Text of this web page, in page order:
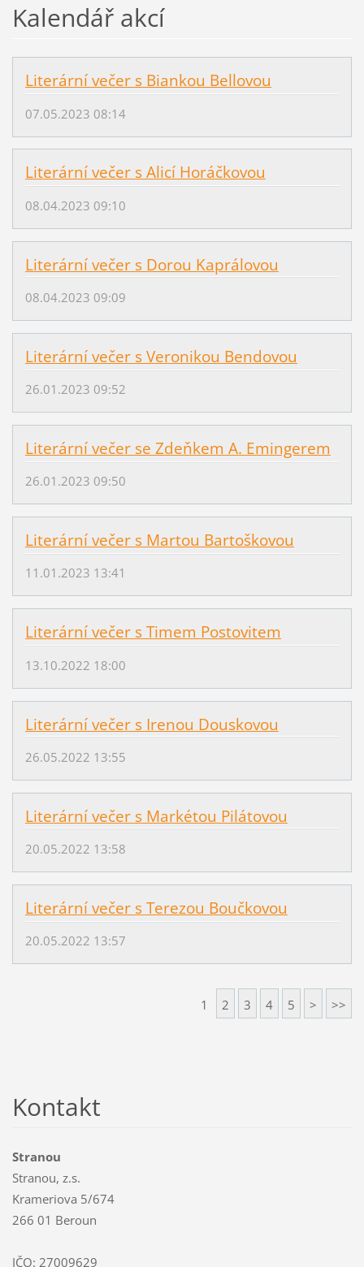
Kalendář akcí
Literární večer s Biankou Bellovou
07.05.2023 08:14
Literární večer s Alicí Horáčkovou
08.04.2023 09:10
Literární večer s Dorou Kaprálovou
08.04.2023 09:09
Literární večer s Veronikou Bendovou
26.01.2023 09:52
Literární večer se Zdeňkem A. Emingerem
26.01.2023 09:50
Literární večer s Martou Bartoškovou
11.01.2023 13:41
Literární večer s Timem Postovitem
13.10.2022 18:00
Literární večer s Irenou Douskovou
26.05.2022 13:55
Literární večer s Markétou Pilátovou
20.05.2022 13:58
Literární večer s Terezou Boučkovou
20.05.2022 13:57
1 2 3 4 5 > >>
Kontakt
Stranou
Stranou, z.s.
Krameriova 5/674
266 01 Beroun
IČO: 27009629